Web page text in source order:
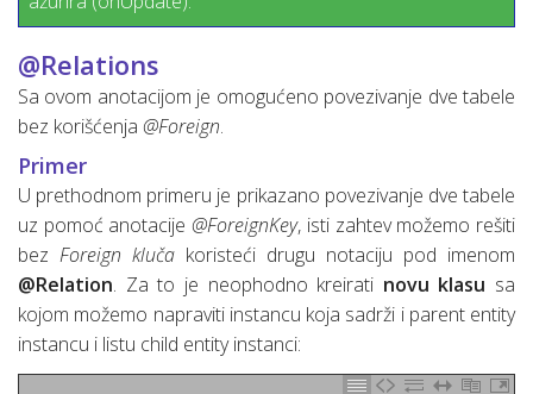
@Relations
Sa ovom anotacijom je omogućeno povezivanje dve tabele
bez korišćenja @Foreign.
Primer
U prethodnom primeru je prikazano povezivanje dve tabele
uz pomoć anotacije@ForeignKey, isti zahtev možemo rešiti
bez Foreign kluča koristeći drugu notaciju pod imenom
@Relation. Za to je neophodno kreirati novu klasu sa
kojom možemo napraviti instancu koja sadrži i parent entity
instancu i listu child entity instanci: